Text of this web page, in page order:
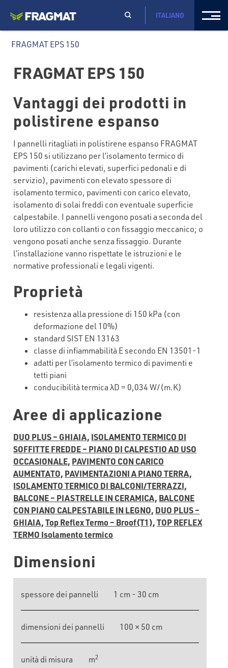
ITALIANO
FRAGMAT EPS 150
FRAGMAT EPS 150
Vantaggi dei prodotti in
polistirene espanso
I pannelli ritagliati in polistirene espanso FRAGMAT
EPS 150 si utilizzano per l’isolamento termico di
pavimenti (carichi elevati, superfici pedonali e di
servizio), pavimenti con elevato spessore di
isolamento termico, pavimenti con carico elevato,
isolamento di solai freddi con eventuale superficie
calpestabile. I pannelli vengono posati a seconda del
loro utilizzo con collanti o con fissaggio meccanico; o
vengono posati anche senza fissaggio. Durante
l’installazione vanno rispettate le istruzioni e le
normative professionali e legali vigenti.
Proprietà
resistenza alla pressione di 150 kPa (con
deformazione del 10%)
standard SIST EN 13163
classe di infiammabilità E secondo EN 13501-1
adatti per l’isolamento termico di pavimenti e
tetti piani
conducibilità termica λD = 0,034 W/(m.K)
Aree di applicazione
DUO PLUS – GHIAIA, ISOLAMENTO TERMICO DI
SOFFITTE FREDDE – PIANO DI CALPESTIO AD USO
OCCASIONALE, PAVIMENTO CON CARICO
AUMENTATO, PAVIMENTAZIONI A PIANO TERRA,
ISOLAMENTO TERMICO DI BALCONI/TERRAZZI,
BALCONE – PIASTRELLE IN CERAMICA, BALCONE
CON PIANO CALPESTABILE IN LEGNO, DUO PLUS –
GHIAIA, Top Reflex Termo – Broof(T1), TOP REFLEX
TERMO Isolamento termico
Dimensioni
spessore dei pannelli 1 cm - 30 cm
dimensioni dei pannelli 100 × 50 cm
unità di misura m2